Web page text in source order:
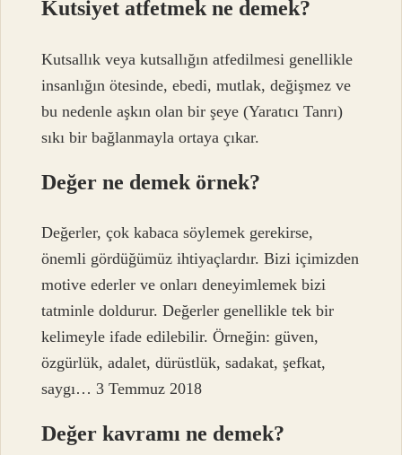
Kutsiyet atfetmek ne demek?
Kutsallık veya kutsallığın atfedilmesi genellikle
insanlığın ötesinde, ebedi, mutlak, değişmez ve
bu nedenle aşkın olan bir şeye (Yaratıcı Tanrı)
sıkı bir bağlanmayla ortaya çıkar.
Değer ne demek örnek?
Değerler, çok kabaca söylemek gerekirse,
önemli gördüğümüz ihtiyaçlardır. Bizi içimizden
motive ederler ve onları deneyimlemek bizi
tatminle doldurur. Değerler genellikle tek bir
kelimeyle ifade edilebilir. Örneğin: güven,
özgürlük, adalet, dürüstlük, sadakat, şefkat,
saygı… 3 Temmuz 2018
Değer kavramı ne demek?